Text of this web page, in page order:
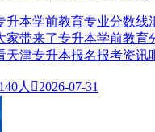
升本学前教育专业分数线
家带来了专升本学前教育
天津专升本报名报考资讯
人 2026-07-31